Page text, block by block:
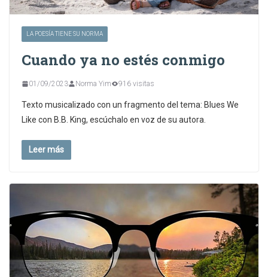
LA POESÍA TIENE SU NORMA
Cuando ya no estés conmigo
01/09/2023 Norma Yim 916 visitas
Texto musicalizado con un fragmento del tema: Blues We
Like con B.B. King, escúchalo en voz de su autora.
Leer más